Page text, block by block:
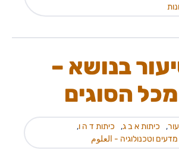
בנושא –
הסוגים
, כיתות א ב ג, כיתות ד ה ו,
מדעים וטכנולוגיה - العلوم